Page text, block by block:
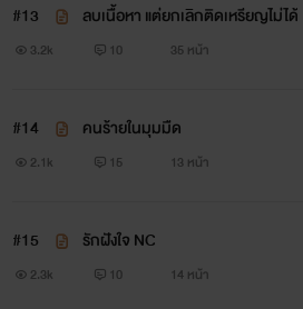
#13 ลบเนื้อหา แต่ยกเลิกติดเหรียญไม่ได้
3.2k 10 35 หน้า
#14 คนร้ายในมุมมืด
2.1k 15 13 หน้า
#15 รักฝังใจ NC
2.3k 10 14 หน้า